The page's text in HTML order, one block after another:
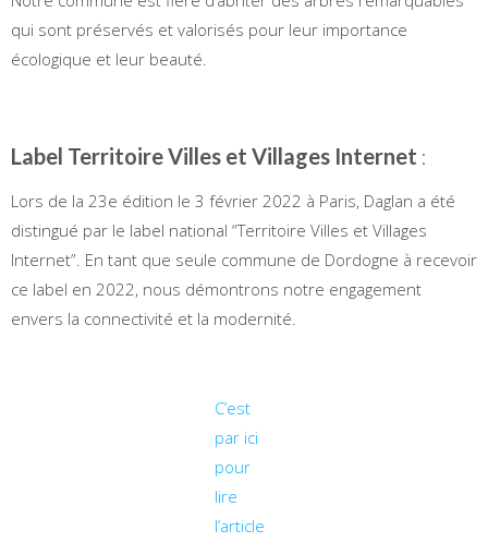
qui sont préservés et valorisés pour leur importance
écologique et leur beauté.
Label Territoire Villes et Villages Internet :
Lors de la 23e édition le 3 février 2022 à Paris, Daglan a été
distingué par le label national “Territoire Villes et Villages
Internet”. En tant que seule commune de Dordogne à recevoir
ce label en 2022, nous démontrons notre engagement
envers la connectivité et la modernité.
C’est
par ici
pour
lire
l’article